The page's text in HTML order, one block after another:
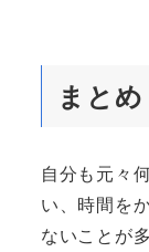
まとめ
自分も元々
い、時間を
ないことが